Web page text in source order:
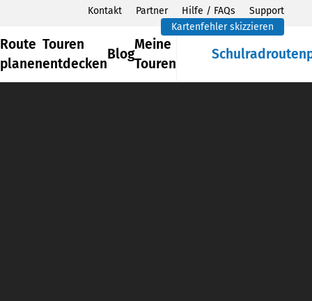
Kontakt Partner Hilfe / FAQs
Support
Kartenfehler skizzieren
Route
planen
Touren
entdecken
Blog
Meine
Touren